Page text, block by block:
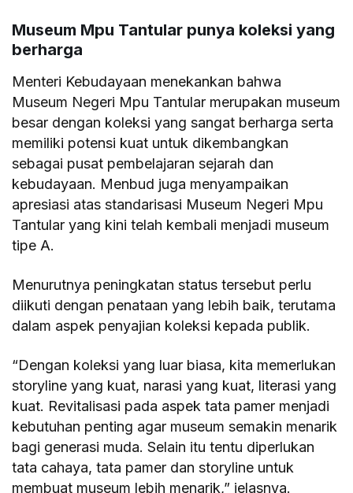
Museum Mpu Tantular punya koleksi yang
berharga
Menteri Kebudayaan menekankan bahwa
Museum Negeri Mpu Tantular merupakan museum
besar dengan koleksi yang sangat berharga serta
memiliki potensi kuat untuk dikembangkan
sebagai pusat pembelajaran sejarah dan
kebudayaan. Menbud juga menyampaikan
apresiasi atas standarisasi Museum Negeri Mpu
Tantular yang kini telah kembali menjadi museum
tipe A.
Menurutnya peningkatan status tersebut perlu
diikuti dengan penataan yang lebih baik, terutama
dalam aspek penyajian koleksi kepada publik.
“Dengan koleksi yang luar biasa, kita memerlukan
storyline yang kuat, narasi yang kuat, literasi yang
kuat. Revitalisasi pada aspek tata pamer menjadi
kebutuhan penting agar museum semakin menarik
bagi generasi muda. Selain itu tentu diperlukan
tata cahaya, tata pamer dan storyline untuk
membuat museum lebih menarik,” jelasnya.